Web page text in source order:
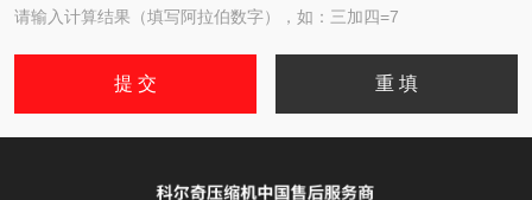
请输入计算结果（填写阿拉伯数字），如：三加四=7